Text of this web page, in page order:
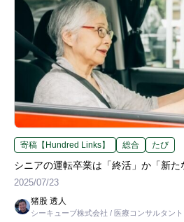
寄稿【Hundred Links】 総合 たび
シニアの運転卒業は「終活」か「新た
2025/07/23
猪股 透人
シーキューブ株式会社 / 医療コンサルタント